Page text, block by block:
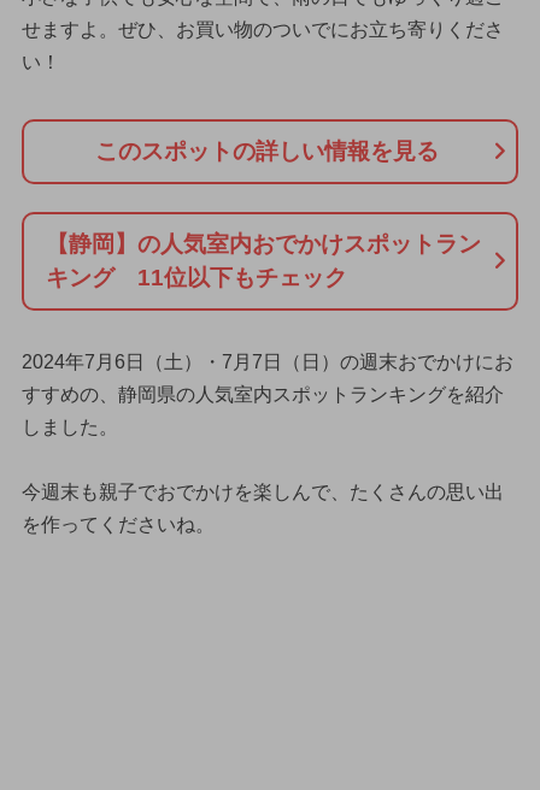
せますよ。ぜひ、お買い物のついでにお立ち寄りくださ
い！
このスポットの詳しい情報を見る
【静岡】の人気室内おでかけスポットラン
キング 11位以下もチェック
2024年7月6日（土）・7月7日（日）の週末おでかけにお
すすめの、静岡県の人気室内スポットランキングを紹介
しました。
今週末も親子でおでかけを楽しんで、たくさんの思い出
を作ってくださいね。